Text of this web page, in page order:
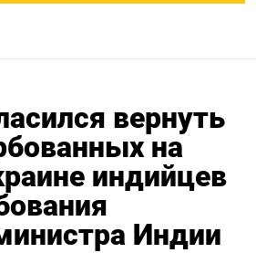
вернуть
на
индийцев
Индии